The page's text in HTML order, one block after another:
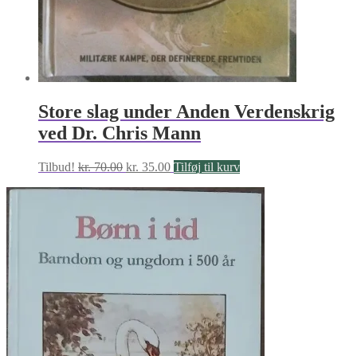
Store slag under Anden Verdenskrig
ved Dr. Chris Mann
Tilbud! kr.70.00 Den
pris
kr. 70.00.
kr. 35.00Den
pris
kr. 35.00.
Tilføj til kurv